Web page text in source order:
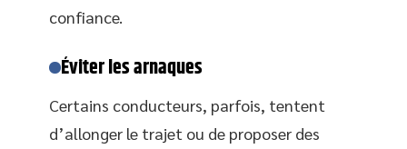
confiance.
Éviter les arnaques
Certains conducteurs, parfois, tentent
d’allonger le trajet ou de proposer des